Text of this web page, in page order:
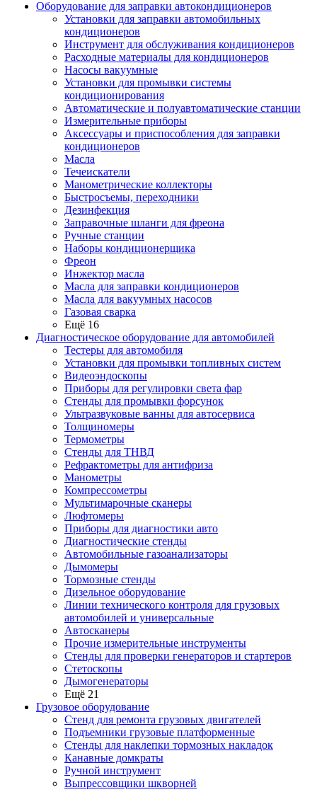
Оборудование для заправки автокондиционеров
Установки для заправки автомобильных
кондиционеров
Инструмент для обслуживания кондиционеров
Расходные материалы для кондиционеров
Насосы вакуумные
Установки для промывки системы
кондиционирования
Автоматические и полуавтоматические станции
Измерительные приборы
Аксессуары и приспособления для заправки
кондиционеров
Масла
Течеискатели
Манометрические коллекторы
Быстросъемы, переходники
Дезинфекция
Заправочные шланги для фреона
Ручные станции
Наборы кондиционерщика
Фреон
Инжектор масла
Масла для заправки кондиционеров
Масла для вакуумных насосов
Газовая сварка
Ещё 16
Диагностическое оборудование для автомобилей
Тестеры для автомобиля
Установки для промывки топливных систем
Видеоэндоскопы
Приборы для регулировки света фар
Стенды для промывки форсунок
Ультразвуковые ванны для автосервиса
Толщиномеры
Термометры
Стенды для ТНВД
Рефрактометры для антифриза
Манометры
Компрессометры
Мультимарочные сканеры
Люфтомеры
Приборы для диагностики авто
Диагностические стенды
Автомобильные газоанализаторы
Дымомеры
Тормозные стенды
Дизельное оборудование
Линии технического контроля для грузовых
автомобилей и универсальные
Автосканеры
Прочие измерительные инструменты
Стенды для проверки генераторов и стартеров
Стетоскопы
Дымогенераторы
Ещё 21
Грузовое оборудование
Стенд для ремонта грузовых двигателей
Подъемники грузовые платформенные
Стенды для наклепки тормозных накладок
Канавные домкраты
Ручной инструмент
Выпрессовщики шкворней